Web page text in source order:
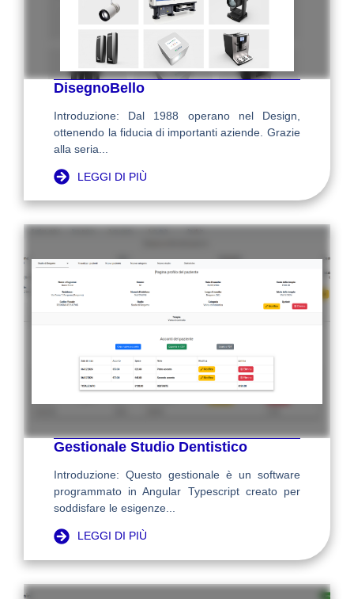
DisegnoBello
Introduzione: Dal 1988 operano nel Design,
ottenendo la fiducia di importanti aziende. Grazie
alla seria...
LEGGI DI PIÙ
Gestionale Studio Dentistico
Introduzione: Questo gestionale è un software
programmato in Angular Typescript creato per
soddisfare le esigenze...
LEGGI DI PIÙ